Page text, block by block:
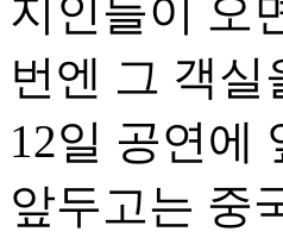
지인들이 오
번엔 그 객
12일 공연에
앞두고는 중